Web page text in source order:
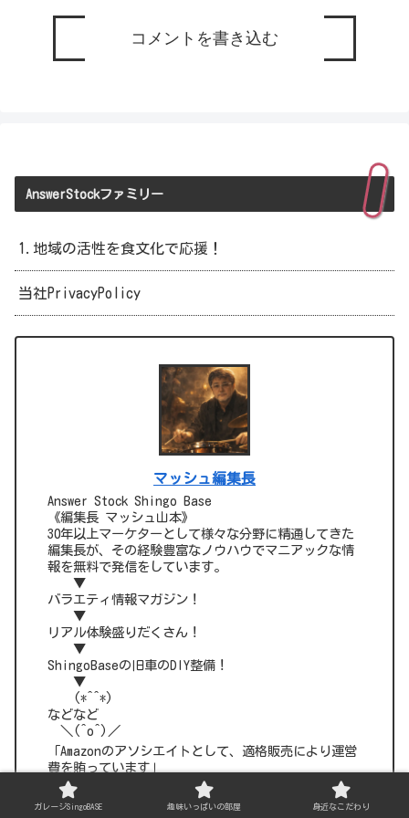
コメントを書き込む
AnswerStockファミリー
1.地域の活性を食文化で応援！
当社PrivacyPolicy
マッシュ編集長
Answer Stock Shingo Base
《編集長 マッシュ山本》
30年以上マーケターとして様々な分野に精通してきた
編集長が、その経験豊富なノウハウでマニアックな情
報を無料で発信をしています。
▼
バラエティ情報マガジン！
▼
リアル体験盛りだくさん！
▼
ShingoBaseの旧車のDIY整備！
▼
(*^^*)
などなど
＼(^o^)／
「Amazonのアソシエイトとして、適格販売により運営
費を賄っています」
編集部代表 マッシュ山本
ガレージSingoBASE 趣味いっぱいの部屋 身近なこだわり